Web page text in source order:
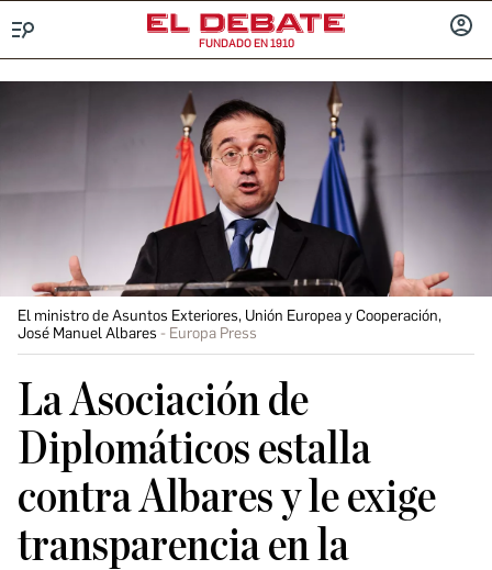
FUNDADO EN 1910
El ministro de Asuntos Exteriores, Unión Europea y Cooperación,
José Manuel Albares
Europa Press
La Asociación de
Diplomáticos estalla
contra Albares y le exige
transparencia en la